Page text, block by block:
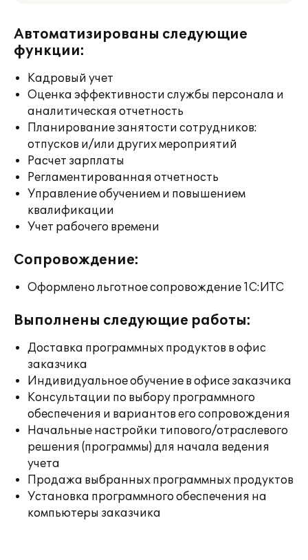
Автоматизированы следующие
функции:
Кадровый учет
Оценка эффективности службы персонала и
аналитическая отчетность
Планирование занятости сотрудников:
отпусков и/или других мероприятий
Расчет зарплаты
Регламентированная отчетность
Управление обучением и повышением
квалификации
Учет рабочего времени
Сопровождение:
Оформлено льготное сопровождение 1С:ИТС
Выполнены следующие работы:
Доставка программных продуктов в офис
заказчика
Индивидуальное обучение в офисе заказчика
Консультации по выбору программного
обеспечения и вариантов его сопровождения
Начальные настройки типового/отраслевого
решения (программы) для начала ведения
учета
Продажа выбранных программных продуктов
Установка программного обеспечения на
компьютеры заказчика